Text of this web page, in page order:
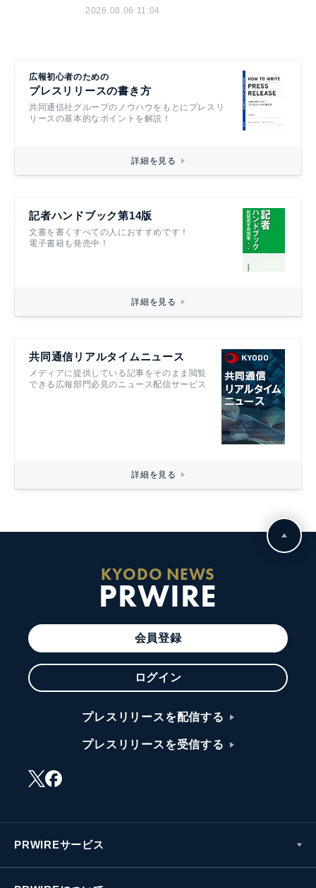
2026.08.06 11:04
広報初心者のための
プレスリリースの書き方
共同通信社グループのノウハウをもとにプレスリ
リースの基本的なポイントを解説！
詳細を見る
記者ハンドブック第14版
文書を書くすべての人におすすめです！
電子書籍も発売中！
詳細を見る
共同通信リアルタイムニュース
メディアに提供している記事をそのまま閲覧
できる広報部門必見のニュース配信サービス
詳細を見る
KYODO NEWS
PRWIRE
会員登録
ログイン
プレスリリースを配信する
プレスリリースを受信する
PRWIREサービス